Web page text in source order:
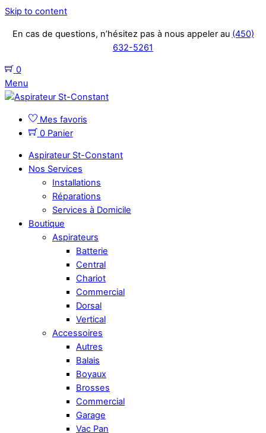
Skip to content
En cas de questions, n’hésitez pas à nous appeler au (450)
632-5261
0
Menu
Mes favoris
0 Panier
Aspirateur St-Constant
Nos Services
Installations
Réparations
Services à Domicile
Boutique
Aspirateurs
Batterie
Central
Chariot
Commercial
Dorsal
Vertical
Accessoires
Autres
Balais
Boyaux
Brosses
Commercial
Garage
Vac Pan